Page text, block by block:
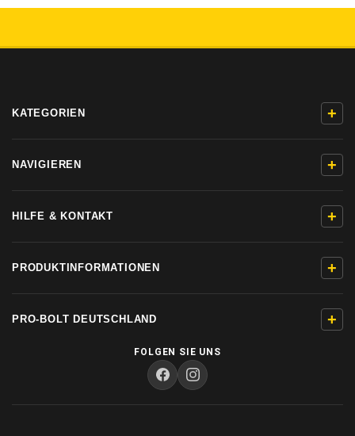
KATEGORIEN +
NAVIGIEREN +
HILFE & KONTAKT +
PRODUKTINFORMATIONEN +
PRO-BOLT DEUTSCHLAND +
FOLGEN SIE UNS